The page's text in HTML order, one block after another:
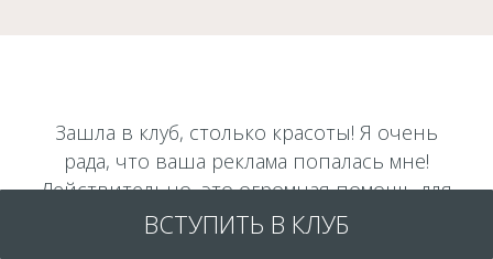
Зашла в клуб, столько красоты! Я очень
рада, что ваша реклама попалась мне!
Действительно, это огромная помощь для
СММщика! Спасибо вам.
ВСТУПИТЬ В КЛУБ